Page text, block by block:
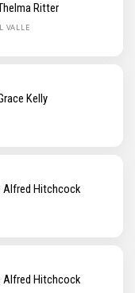
Ritter
VALLE
Kelly
Alfred Hitchcock
Alfred Hitchcock